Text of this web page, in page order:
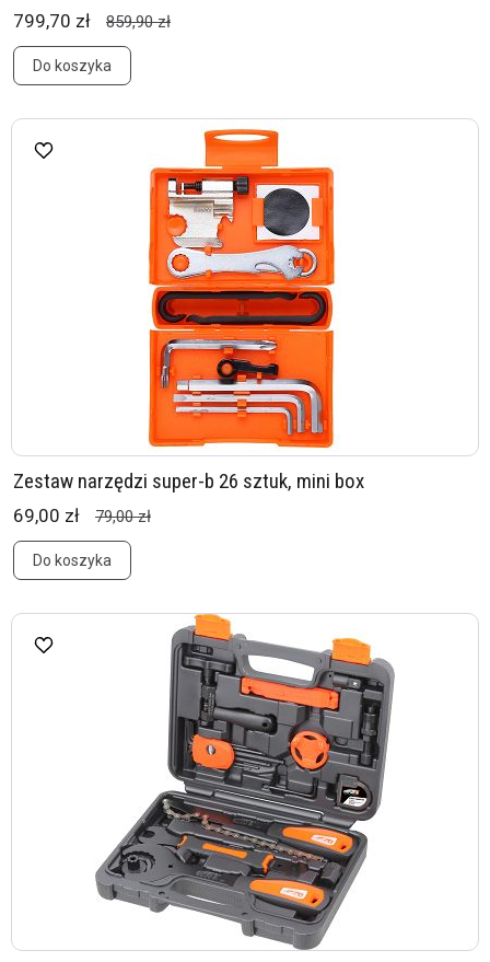
799,70 zł 859,90 zł
Do koszyka
Zestaw narzędzi super-b 26 sztuk, mini box
69,00 zł 79,00 zł
Do koszyka